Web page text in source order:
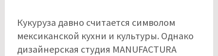
Кукуруза давно считается символом
мексиканской кухни и культуры. Однако
дизайнерская студия MANUFACTURA